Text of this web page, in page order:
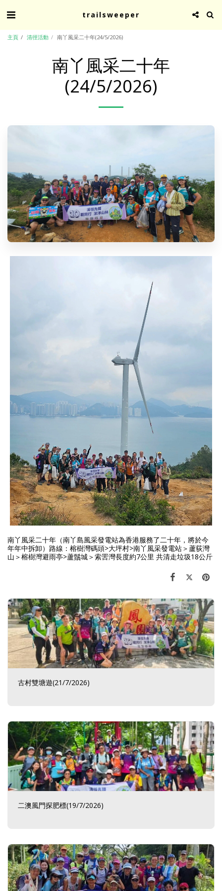
trailsweeper
主頁 清徑活動 南丫風采二十年(24/5/2026)
南丫風采二十年
(24/5/2026)
南丫風采二十年（南丫島風采發電站為香港服務了二十年，將於今
年年中拆卸）路線：榕樹灣碼頭>大坪村>南丫風采發電站＞蘆荻灣
山＞榕樹灣避雨亭>蘆鬚城＞索罟灣長度約7公里 共清走垃圾18公斤
古村雙塘遊(21/7/2026)
二澳風門探肥標(19/7/2026)